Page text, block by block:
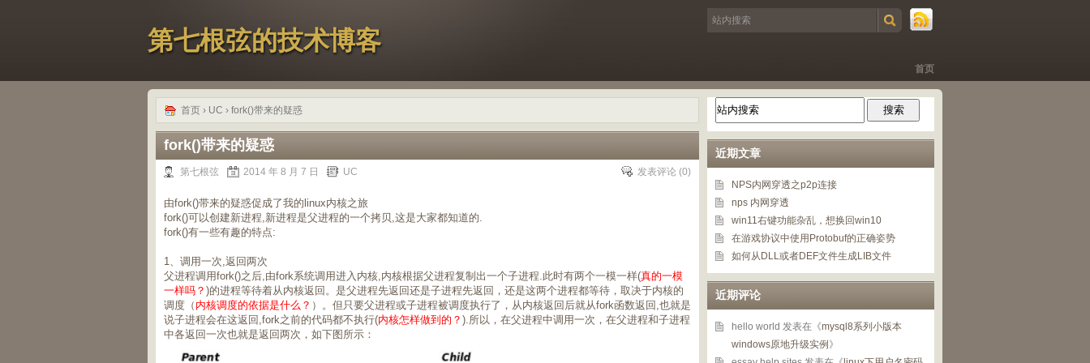
第七根弦的技术博客
首页
首页 › UC › fork()带来的疑惑
fork()带来的疑惑
第七根弦 2014 年 8 月 7 日 UC 发表评论 (0)
由fork()带来的疑惑促成了我的linux内核之旅
fork()可以创建新进程,新进程是父进程的一个拷贝,这是大家都知道的.
fork()有一些有趣的特点:
1、调用一次,返回两次
父进程调用fork()之后,由fork系统调用进入内核,内核根据父进程复制出一个子进程.此时有两个一模一样(真的一模
一样吗？ )的进程等待着从内核返回。是父进程先返回还是子进程先返回，还是这两个进程都等待，取决于内核的
调度（ 内核调度的依据是什么？ ）。但只要父进程或子进程被调度执行了，从内核返回后就从fork函数返回,也就是
说子进程会在这返回,fork之前的代码都不执行(内核怎样做到的？ ).所以，在父进程中调用一次，在父进程和子进程
中各返回一次也就是返回两次，如下图所示：
近期文章
NPS内网穿透之p2p连接
nps 内网穿透
win11右键功能杂乱，想换回win10
在游戏协议中使用Protobuf的正确姿势
如何从DLL或者DEF文件生成LIB文件
近期评论
hello world 发表在《mysql8系列小版本
windows原地升级实例 》